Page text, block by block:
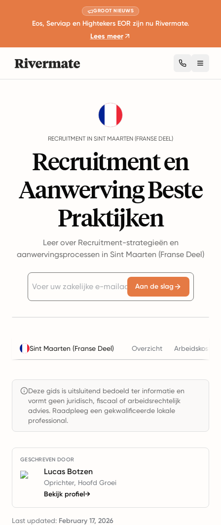
GROOT NIEUWS
Eos, Serviap en Hightekers EOR zijn nu Rivermate.
Lees meer
RECRUITMENT IN SINT MAARTEN (FRANSE DEEL)
Recruitment en
Aanwerving Beste
Praktijken
Leer over Recruitment-strategieën en
aanwervingsprocessen in Sint Maarten (Franse Deel)
Aan de slag
Sint Maarten (Franse Deel) Overzicht
Deze gids is uitsluitend bedoeld ter informatie en
vormt geen juridisch, fiscaal of arbeidsrechtelijk
advies. Raadpleeg een gekwalificeerde lokale
professional.
GESCHREVEN DOOR
Lucas Botzen
Oprichter, Hoofd Groei
Bekijk profiel→
Last updated: February 17, 2026